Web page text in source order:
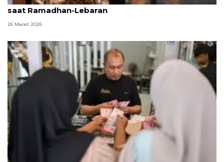
saat Ramadhan-Lebaran
26 Maret 2026